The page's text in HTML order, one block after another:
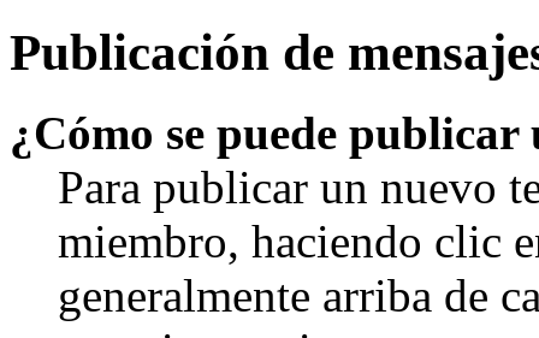
Publicación de
¿Cómo se puede
Para publicar un nuevo
miembro, haciendo clic
generalmente arriba de